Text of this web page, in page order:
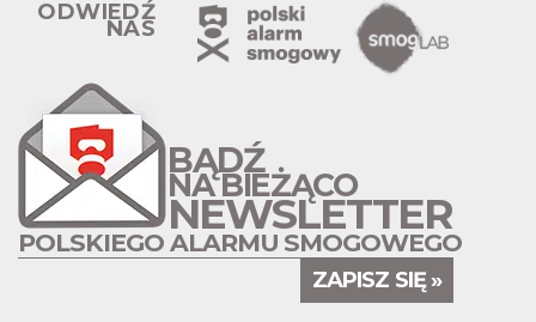
ODWIEDŹ
NAS
BĄDŹ
NA BIEŻĄCO
NEWSLETTER
POLSKIEGO ALARMU SMOGOWEGO
ZAPISZ SIĘ »